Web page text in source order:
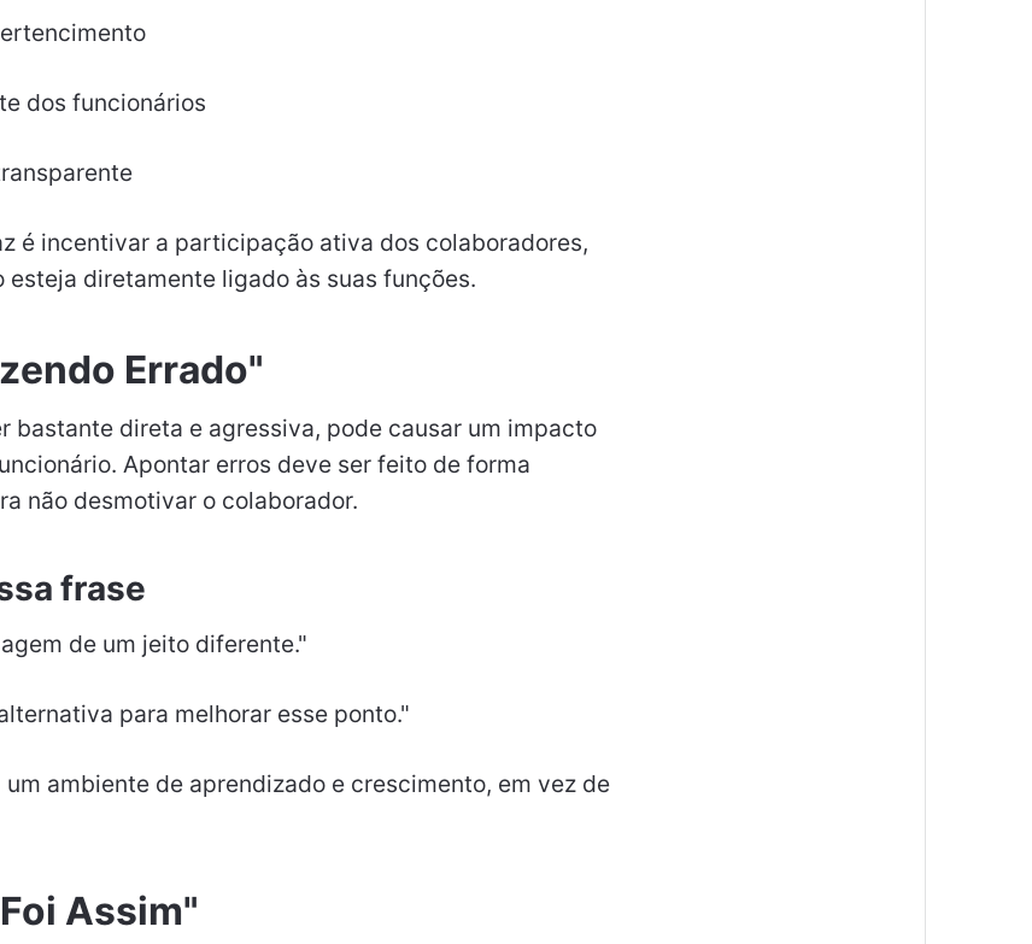
dos funcionários
é incentivar a participação ativa dos colaboradores,
esteja diretamente ligado às suas funções.
Errado"
bastante direta e agressiva, pode causar um impacto
Apontar erros deve ser feito de forma
não desmotivar o colaborador.
frase
de um jeito diferente."
para melhorar esse ponto."
ambiente de aprendizado e crescimento, em vez de
Assim"